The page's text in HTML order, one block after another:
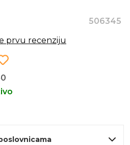
506345
prvu recenziju